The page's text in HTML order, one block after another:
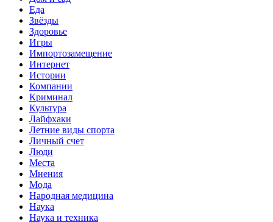
Еда
Звёзды
Здоровье
Игры
Импортозамещение
Интернет
Истории
Компании
Криминал
Культура
Лайфхаки
Летние виды спорта
Личный счет
Люди
Места
Мнения
Мода
Народная медицина
Наука
Наука и техника